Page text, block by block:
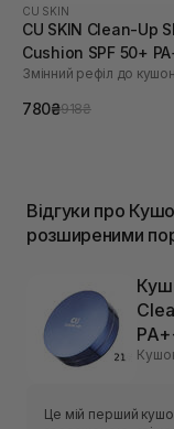
CU SKIN
CU SKIN Clean-Up
Cushion SPF 50+
21 тон
Змінний рефіл до
780₴918₴
Відгуки про
розширеними
Це мій перший